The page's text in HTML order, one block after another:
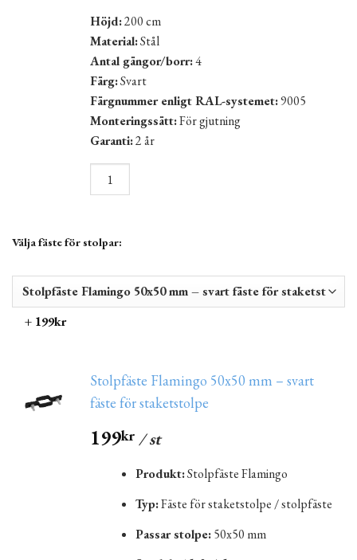
Höjd:200 cm
Material:Stål
Antal gängor/borr:4
Färg:Svart
Färgnummer enligt RAL-systemet:9005
Monteringssätt:För gjutning
Garanti:2 år
Välja fäste för stolpar:
+ 199kr
Stolpfäste Flamingo 50x50 mm – svart
fäste för staketstolpe
199kr / st
Produkt:Stolpfäste Flamingo
Typ:Fäste för staketstolpe / stolpfäste
Passar stolpe:50x50 mm